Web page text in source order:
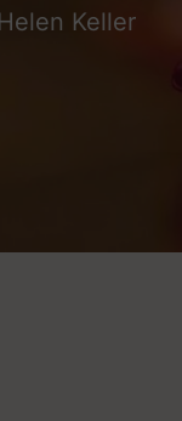
Helen Keller